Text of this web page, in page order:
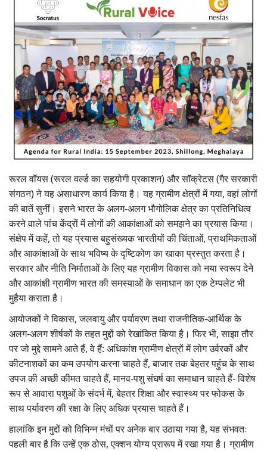
Rural Dialogue
Ground Report
Rural Connect
Gallery
National
Latest News
Agriculture Conclave and NACOF
Awards 2022
Agri Start-Ups
Language
English Hindi
रूरल वॉयस (रूरल वर्ल्ड का सहयोगी प्रकाशन) और सॉक्रेटस (गैर सरकारी
संगठन) ने यह असाधारण कार्य किया है। यह ग्रामीण क्षेत्रों में गया, वहां लोगों
की बातें सुनीं। इसने भारत के अलग-अलग भौगोलिक क्षेत्र का प्रतिनिधित्व
करने वाले पांच केंद्रों में लोगों की आकांक्षाओं को समझने का प्रयास किया।
संक्षेप में कहें, तो यह प्रयास बहुसंख्यक भारतीयों की चिंताओं, प्राथमिकताओं
और आकांक्षाओं के साथ भविष्य के दृष्टिकोण का खाका प्रस्तुत करता है।
सरकार और नीति निर्माताओं के लिए यह ग्रामीण विकास को नया स्वरूप देने
और आकांक्षी ग्रामीण भारत की समस्याओं के समाधान का एक टेम्पलेट भी
मुहैया कराता है।
आयोजकों ने विकास, जलवायु और पर्यावरण तथा राजनीतिक-आर्थिक के
अलग-अलग शीर्षकों के तहत मुद्दों को रेखांकित किया है। फिर भी, साझा तौर
पर जो मुद्दे सामने आते हैं, वे हैं: अधिकांश ग्रामीण क्षेत्रों में लोग उर्वरकों और
कीटनाशकों का कम उपयोग करना चाहते हैं, बाजार तक बेहतर पहुंच के साथ
उपज की अच्छी कीमत चाहते हैं, मानव-पशु संघर्ष का समाधान चाहते हैं- विशेष
रूप से आवारा पशुओं के संदर्भ में, बेहतर शिक्षा और स्वास्थ्य पर फोकस के
साथ पर्यावरण की रक्षा के लिए अधिक प्रयास चाहते हैं।
हालांकि इन मुद्दों को विभिन्न मंचों पर अनेक बार उठाया गया है, यह संभवतः
पहली बार है कि उन्हें एक ठोस, एक्शन योग्य प्रारूप में रखा गया है। ग्रामीण